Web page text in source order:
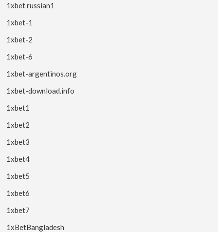
1xbet russian1
1xbet-1
1xbet-2
1xbet-6
1xbet-argentinos.org
1xbet-download.info
1xbet1
1xbet2
1xbet3
1xbet4
1xbet5
1xbet6
1xbet7
1xBetBangladesh